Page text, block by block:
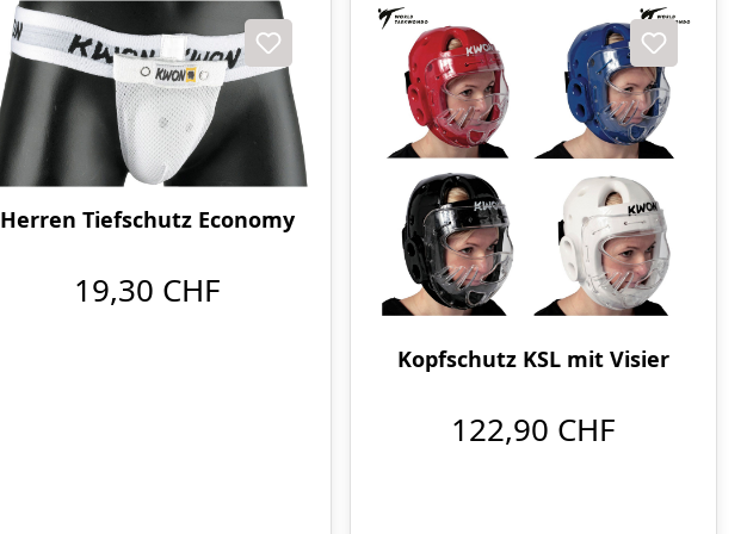
Herren Tiefschutz Economy
19,30 CHF
Kopfschutz KSL mit Visier
122,90 CHF